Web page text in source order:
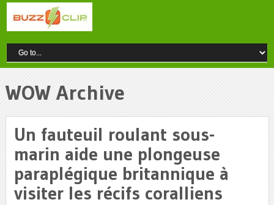
WOW Archive
Un fauteuil roulant sous-
marin aide une plongeuse
paraplégique britannique à
visiter les récifs coralliens